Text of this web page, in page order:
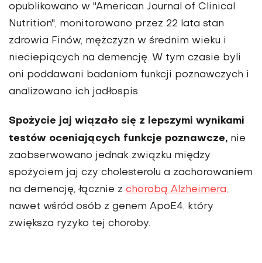
opublikowano w "American Journal of Clinical
Nutrition", monitorowano przez 22 lata stan
zdrowia Finów, mężczyzn w średnim wieku i
nieciepiących na demencję. W tym czasie byli
oni poddawani badaniom funkcji poznawczych i
analizowano ich jadłospis.
Spożycie jaj wiązało się z lepszymi wynikami
testów oceniających funkcje poznawcze, nie
zaobserwowano jednak związku między
spożyciem jaj czy cholesterolu a zachorowaniem
na demencję, łącznie z chorobą Alzheimera,
nawet wśród osób z genem ApoE4, który
zwiększa ryzyko tej choroby.